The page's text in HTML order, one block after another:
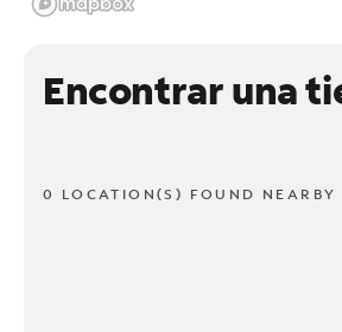
Encontrar una
0 LOCATION(S) FOUND NEARBY